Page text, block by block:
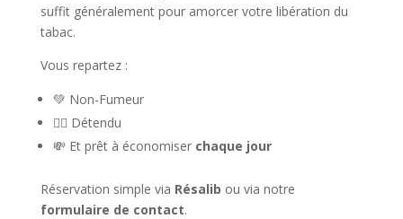
suffit généralement pour amorcer votre libération du
tabac.
Vous repartez :
💚 Non-Fumeur
🧘‍♂️ Détendu
💸 Et prêt à économiser chaque jour
Réservation simple via Résalib ou via notre
formulaire de contact.